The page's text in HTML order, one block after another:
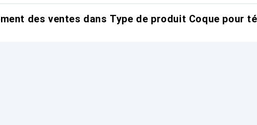
des ventes dans Type de produit Coque pour